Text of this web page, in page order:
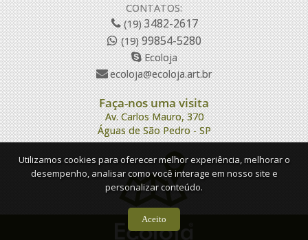
CONTATOS:
(19)3482-2617
(19)99854-5280
Ecoloja
ecoloja@ecoloja.art.br
Faça-nos uma visita
Av. Carlos Mauro, 370
Águas de São Pedro - SP
Utilizamos cookies para oferecer melhor experiência, melhorar o
desempenho, analisar como você interage em nosso site e
personalizar conteúdo.
Aceito